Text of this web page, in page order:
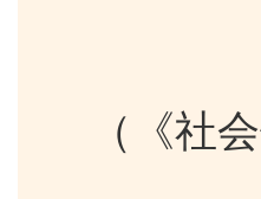
（《社